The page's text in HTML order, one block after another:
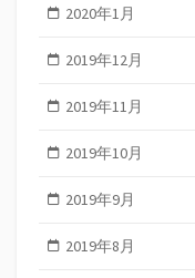
2020年1月
2019年12月
2019年11月
2019年10月
2019年9月
2019年8月